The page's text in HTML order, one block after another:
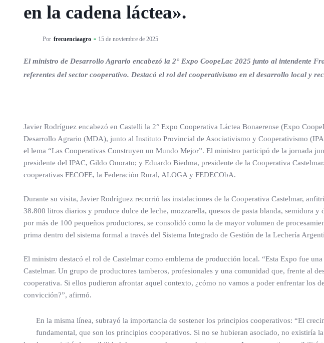
en la cadena láctea».
Por frecuenciaagro 15 de noviembre de 2025
El ministro de Desarrollo Agrario encabezó la 2° Expo CoopeLac 2025 junto al intendente
referentes del sector cooperativo. Destacó el rol del cooperativismo en el desarrollo local y
Javier Rodríguez encabezó en Castelli la 2° Expo Cooperativa Láctea Bonaerense (Expo
Desarrollo Agrario (MDA), junto al Instituto Provincial de Asociativismo y Cooperativismo
el lema “Las Cooperativas Construyen un Mundo Mejor”. El ministro participó de la jornada
presidente del IPAC, Gildo Onorato; y Eduardo Biedma, presidente de la Cooperativa
cooperativas FECOFE, la Federación Rural, ALOGA y FEDECObA.
Durante su visita, Javier Rodríguez recorrió las instalaciones de la Cooperativa Castelmar,
38.800 litros diarios y produce dulce de leche, mozzarella, quesos de pasta blanda, semidura y
por más de 100 pequeños productores, se consolidó como la de mayor volumen de
prima dentro del sistema formal a través del Sistema Integrado de Gestión de la Lechería
El ministro destacó el rol de Castelmar como emblema de producción local. “Esta Expo fue
Castelmar. Un grupo de productores tamberos, profesionales y una comunidad que, frente al
cooperativa. Si ellos pudieron afrontar aquel contexto, ¿cómo no vamos a poder enfrentar los
convicción?”, afirmó.
En la misma línea, subrayó la importancia de sostener los principios cooperativos: “El
fundamental, que son los principios cooperativos. Si no se hubieran asociado, no existiría